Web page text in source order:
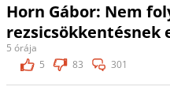
Horn Gábor: Nem
rezsicsökkentésnek
5 órája
5
83 301